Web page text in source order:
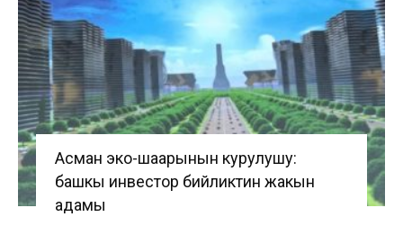
Асман эко-шаарынын курулушу:
башкы инвестор бийликтин жакын
адамы